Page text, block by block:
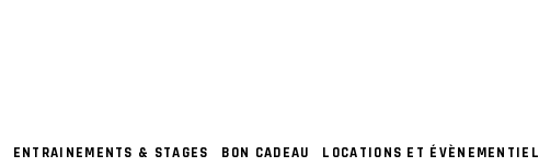
ENTRAINEMENTS & STAGES BON CADEAU LOCATIONS ET ÉVÈNEMENTIEL